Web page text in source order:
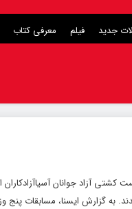
جدید فیلم معرفی کتاب
یک نقره و یک برنز شدند. به گزارش